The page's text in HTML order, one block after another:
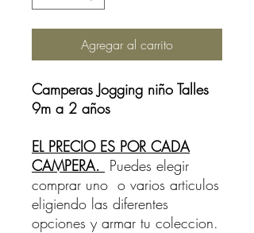
Agregar al carrito
Camperas Jogging niño Talles
9m a 2 años
EL PRECIO ES POR CADA
CAMPERA. Puedes elegir
comprar uno o varios articulos
eligiendo las diferentes
opciones y armar tu coleccion.